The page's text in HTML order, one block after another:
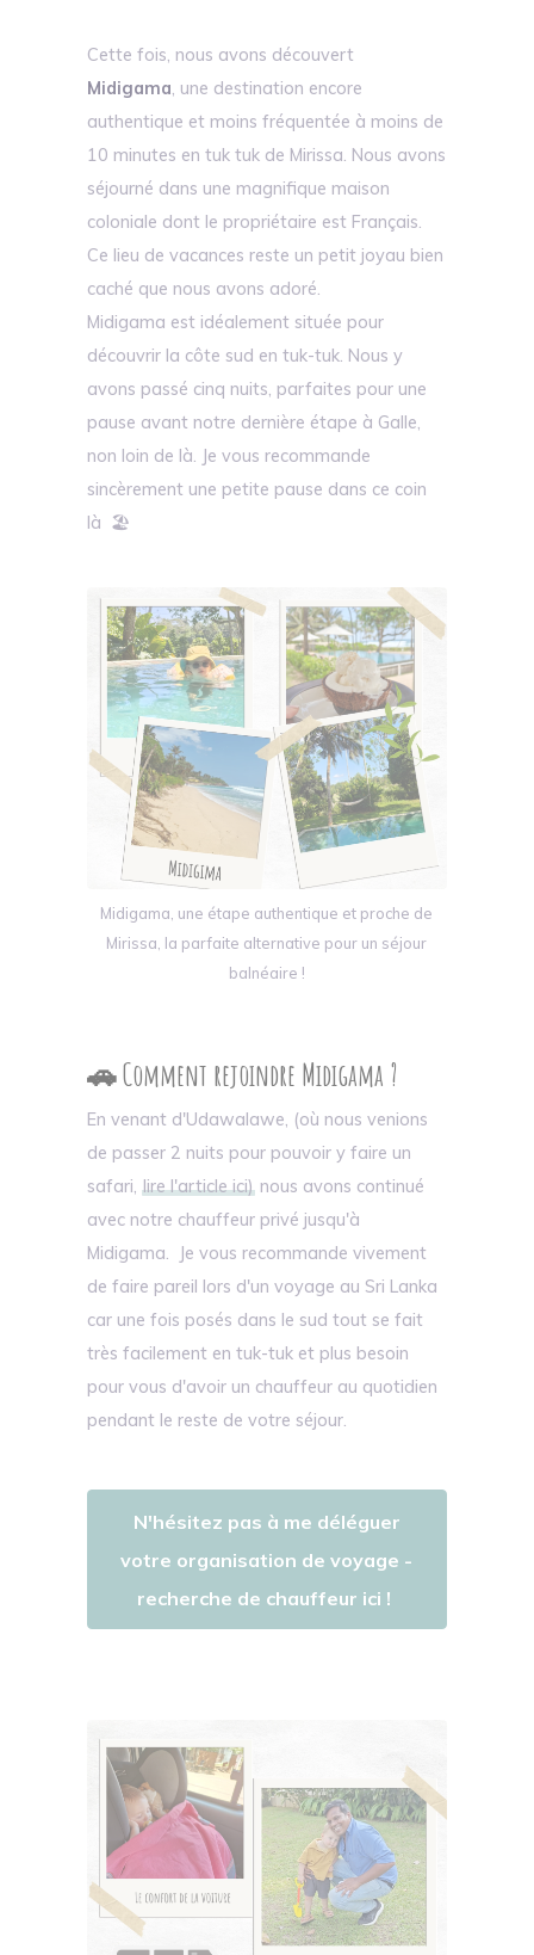
Cette fois, nous avons découvert
Midigama, une destination encore
authentique et moins fréquentée à moins de
10 minutes en tuk tuk de Mirissa. Nous avons
séjourné dans une magnifique maison
coloniale dont le propriétaire est Français.
Ce lieu de vacances reste un petit joyau bien
caché que nous avons adoré.
Midigama est idéalement située pour
découvrir la côte sud en tuk-tuk. Nous y
avons passé cinq nuits, parfaites pour une
pause avant notre dernière étape à Galle,
non loin de là. Je vous recommande
sincèrement une petite pause dans ce coin
là 🏖️
Midigama, une étape authentique et proche de
Mirissa, la parfaite alternative pour un séjour
balnéaire !
🚗 Comment rejoindre Midigama ?
En venant d'Udawalawe, (où nous venions
de passer 2 nuits pour pouvoir y faire un
safari,lire l'article ici) nous avons continué
avec notre chauffeur privé jusqu'à
Midigama. Je vous recommande vivement
de faire pareil lors d'un voyage au Sri Lanka
car une fois posés dans le sud tout se fait
très facilement en tuk-tuk et plus besoin
pour vous d'avoir un chauffeur au quotidien
pendant le reste de votre séjour.
N'hésitez pas à me déléguer
votre organisation de voyage -
recherche de chauffeur ici !